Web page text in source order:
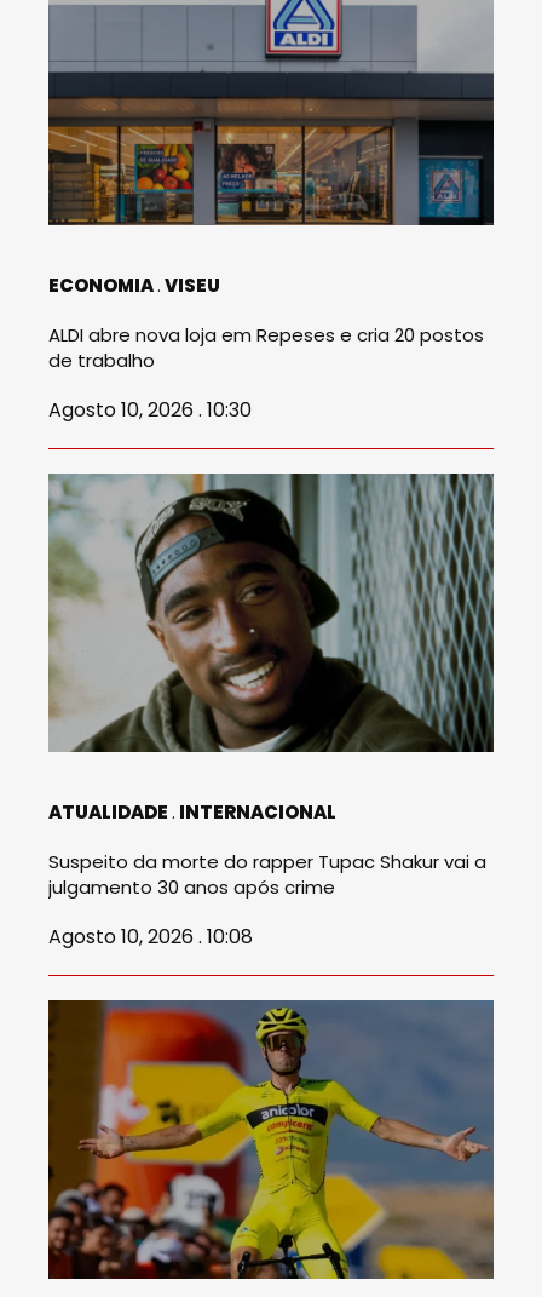
ECONOMIA VISEU
ALDI abre nova loja em Repeses e cria 20 postos
de trabalho
Agosto 10, 2026 . 10:30
ATUALIDADE INTERNACIONAL
Suspeito da morte do rapper Tupac Shakur vai a
julgamento 30 anos após crime
Agosto 10, 2026 . 10:08